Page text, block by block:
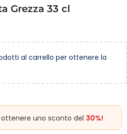
Grezza 33 cl
al carrello per ottenere la
uno sconto del 30%!